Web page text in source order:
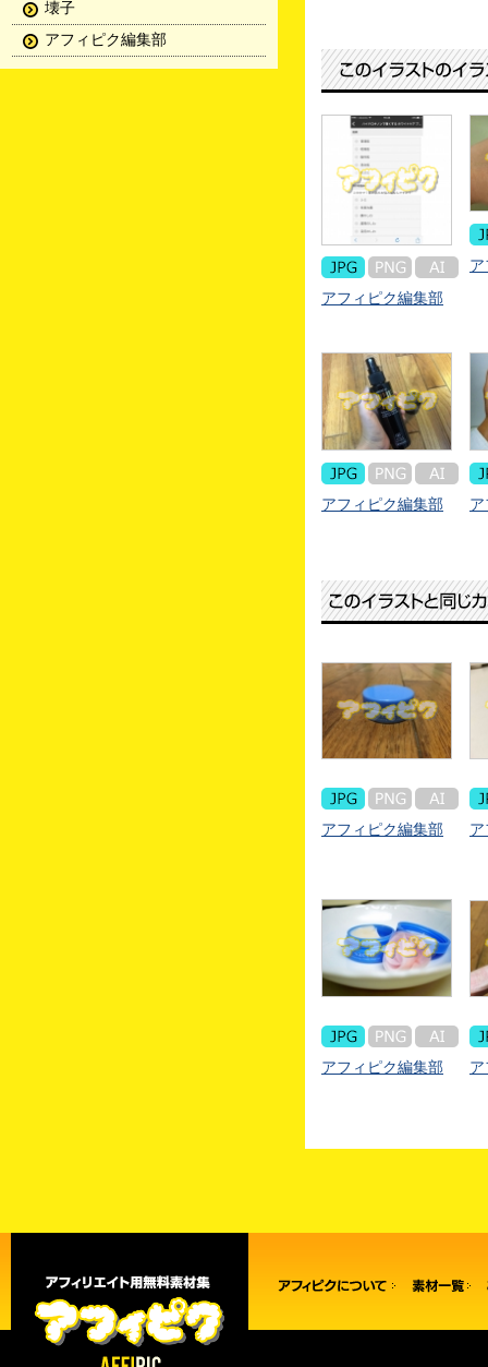
アフィピク編集部
アフィピク編集部
アフィピク編集部
アフィピク編集部
壊子
アフィピク編集部